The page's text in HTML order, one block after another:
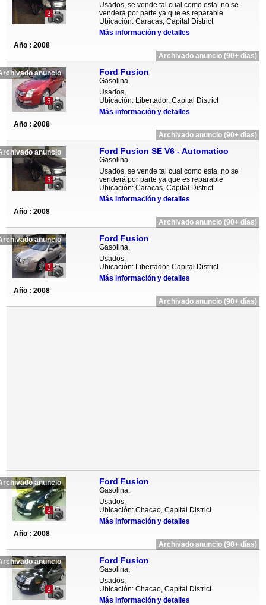
3
Usados, se vende tal cual como esta ,no se
venderá por parte ya que es reparable
Ubicación: Caracas, Capital District
Más información y detalles
Año : 2008
Archivado anuncio (90+ días)
anuncio
3
Ford Fusion
Gasolina,
Usados,
Ubicación: Libertador, Capital District
Más información y detalles
Año : 2008
Archivado anuncio (90+ días)
anuncio
3
Ford Fusion SE V6 - Automatico
Gasolina,
Usados, se vende tal cual como esta ,no se
venderá por parte ya que es reparable
Ubicación: Caracas, Capital District
Más información y detalles
Año : 2008
Archivado anuncio (90+ días)
anuncio
3
Ford Fusion
Gasolina,
Usados,
Ubicación: Libertador, Capital District
Más información y detalles
Año : 2008
Archivado anuncio (90+ días)
anuncio
3
Ford Fusion
Gasolina,
Usados,
Ubicación: Chacao, Capital District
Más información y detalles
Año : 2008
Archivado anuncio (90+ días)
anuncio
3
Ford Fusion
Gasolina,
Usados,
Ubicación: Chacao, Capital District
Más información y detalles